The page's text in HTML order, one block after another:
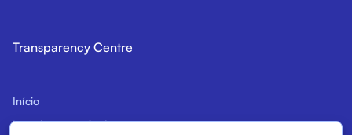
Transparency Centre
Início
Introdução ao Código